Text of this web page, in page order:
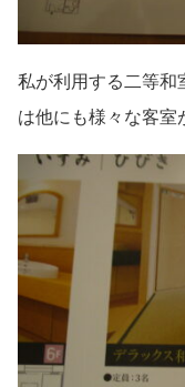
私が利用する二等和
は他にも様々な客室